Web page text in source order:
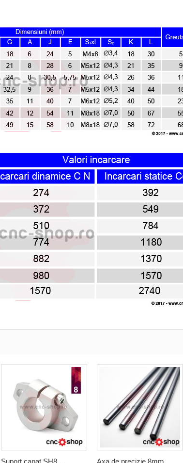
Suport capat SH8 ... Axa de precizie 8mm